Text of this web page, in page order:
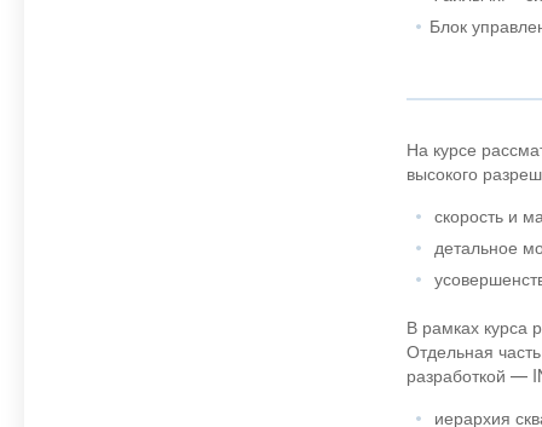
Блок
На курсе
высокого
скорость и
детальное
В рамках курса
Отдельная
разработкой —
иерархия